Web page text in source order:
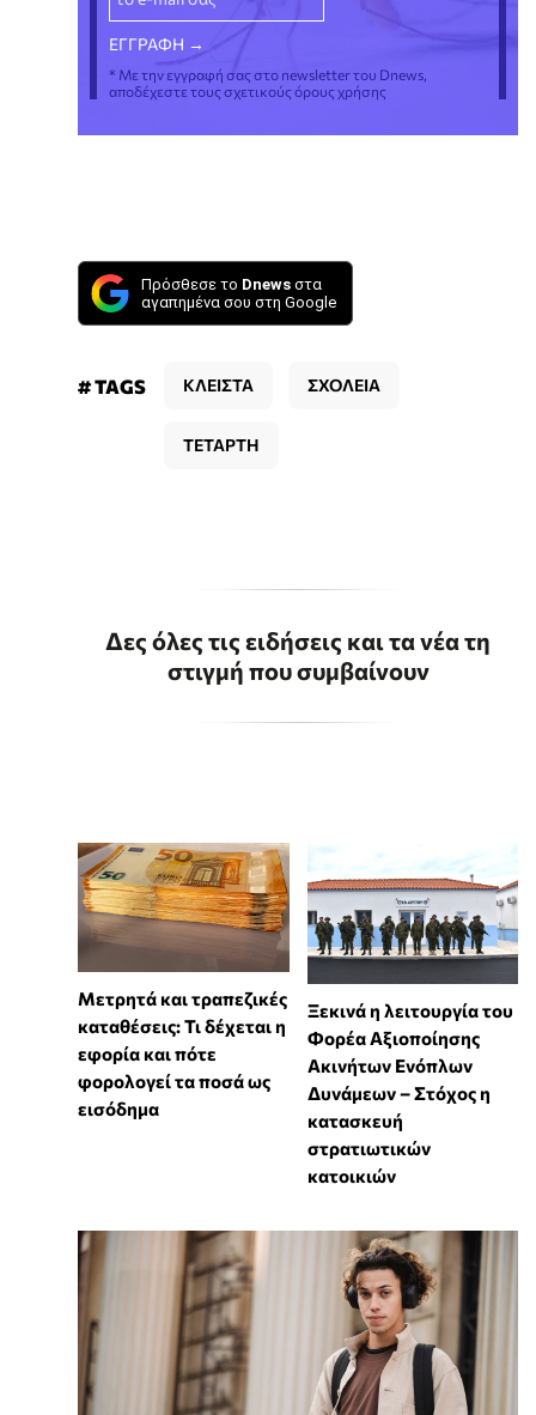
* Με την εγγραφή σας στο newsletter του Dnews,
αποδέχεστε τους σχετικούς όρους χρήσης
Πρόσθεσε το Dnews στα
αγαπημένα σου στη Google
# TAGS ΚΛΕΙΣΤΑ ΣΧΟΛΕΙΑ
ΤΕΤΑΡΤΗ
Δες όλες τις ειδήσεις και τα νέα τη
στιγμή που συμβαίνουν
Μετρητά και τραπεζικές
καταθέσεις: Τι δέχεται η
εφορία και πότε
φορολογεί τα ποσά ως
εισόδημα
Ξεκινά η λειτουργία του
Φορέα Αξιοποίησης
Ακινήτων Ενόπλων
Δυνάμεων – Στόχος η
κατασκευή
στρατιωτικών
κατοικιών